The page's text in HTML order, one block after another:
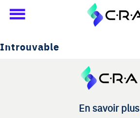
Introuvable
En savoir plus